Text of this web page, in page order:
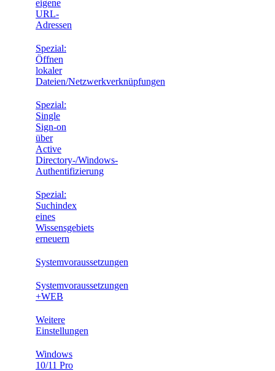
eigene
URL-
Adressen
Spezial:
Öffnen
lokaler
Dateien/Netzwerkverknüpfungen
Spezial:
Single
Sign-on
über
Active
Directory-/Windows-
Authentifizierung
Spezial:
Suchindex
eines
Wissensgebiets
erneuern
Systemvoraussetzungen
Systemvoraussetzungen
+WEB
Weitere
Einstellungen
Windows
10/11 Pro